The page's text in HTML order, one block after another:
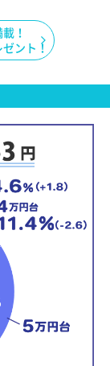
！
ント！